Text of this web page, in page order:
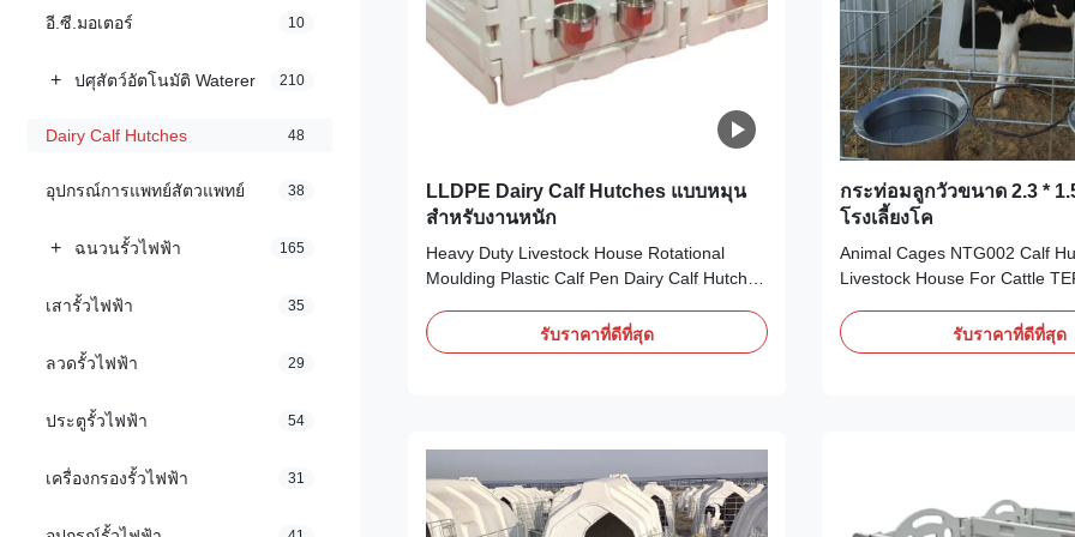
อี.ซี.มอเตอร์ 10
+ ปศุสัตว์อัตโนมัติ Waterer 210
Dairy Calf Hutches 48
อุปกรณ์การแพทย์สัตวแพทย์ 38
+ ฉนวนรั้วไฟฟ้า 165
เสารั้วไฟฟ้า 35
ลวดรั้วไฟฟ้า 29
ประตูรั้วไฟฟ้า 54
เครื่องกรองรั้วไฟฟ้า 31
LLDPE Dairy Calf Hutches แบบหมุน
สำหรับงานหนัก
Heavy Duty Livestock House Rotational
Moulding Plastic Calf Pen Dairy Calf Hutches
grade heavy-duty, impact-resistant
polyethylene.One-shot Roto-molded the
รับราคาที่ดีที่สุด
กระท่อมลูกวัวขนาด 2.3 *
โรงเลี้ยงโค
Animal Cages NTG002 Calf
Livestock House For Cattle
Part No# Name Material
cm/in Height cm/in NTG002
รับราคาที่ดีที่สุด